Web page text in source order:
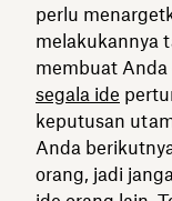
perlu
melakukannya
membuat Anda
segala ide
keputusan
Anda
orang, jadi